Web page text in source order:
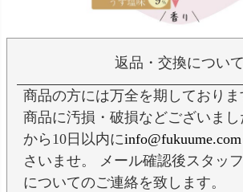
返品・交換について
商品の方には万全を期しておりま
商品に汚損・破損などございま
から10日以内にinfo@fukuume.com
さいませ。 メール確認後スタッ
についてのご連絡を致します。